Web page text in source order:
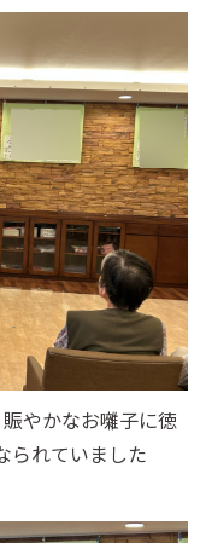
やかなお囃子に徳
られていました